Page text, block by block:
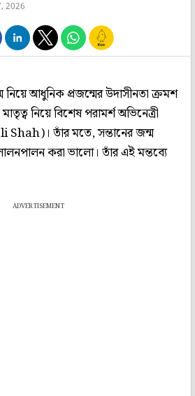
2026
নিয়ে আধুনিক প্রজন্মের উদাসীনতা ক্রমশ
নিয়ে বিশেষ পরামর্শ অভিনেত্রী
Shah)। তাঁর মতে, সন্তানের জন্ম
করা ভালো। তাঁর এই মন্তব্যে
ADVERTISEMENT